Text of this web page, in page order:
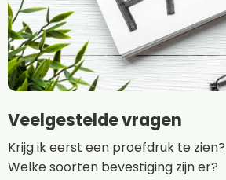
Veelgestelde vragen
Krijg ik eerst een proefdruk te zien?
Welke soorten bevestiging zijn er?